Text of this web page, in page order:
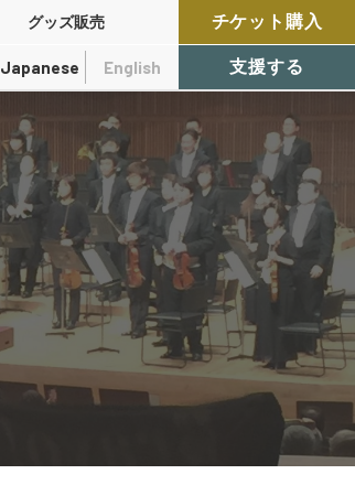
グッズ販売
Japanese English
チケット購入
支援する